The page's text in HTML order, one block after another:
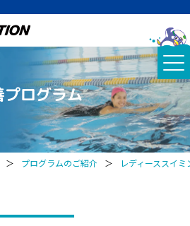
ログラム
＞ プログラムのご紹介 ＞ レディーススイ